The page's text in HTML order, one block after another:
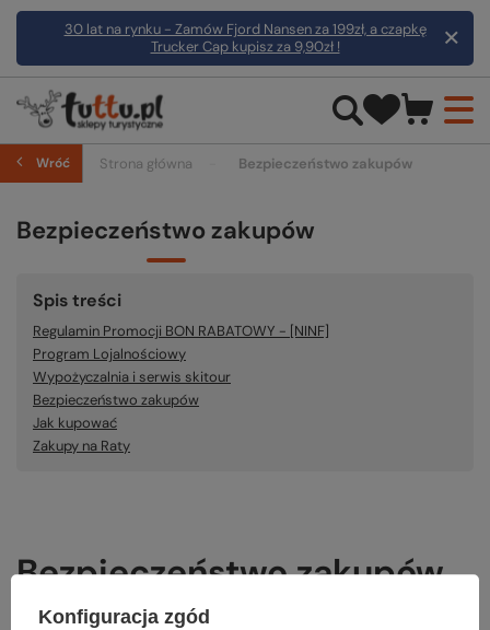
30 lat na rynku - Zamów Fjord Nansen za 199zł, a czapkę
Trucker Cap kupisz za 9,90zł !
Wróć Strona główna Bezpieczeństwo zakupów
Bezpieczeństwo zakupów
Spis treści
Regulamin Promocji BON RABATOWY - [NINF]
Program Lojalnościowy
Wypożyczalnia i serwis skitour
Bezpieczeństwo zakupów
Jak kupować
Zakupy na Raty
Bezpieczeństwo zakupów
Konfiguracja zgód